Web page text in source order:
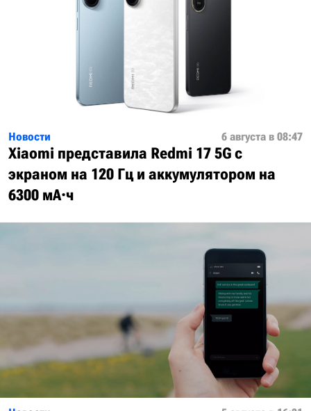
Новости 6 августа в 08:47
Xiaomi представила Redmi 17 5G с
экраном на 120 Гц и аккумулятором на
6300 мА·ч